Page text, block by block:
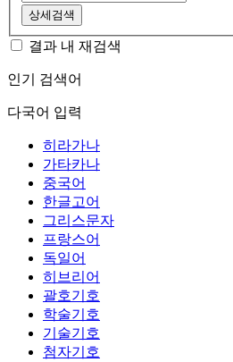
상세검색
결과 내 재검색
인기 검색어
다국어 입력
히라가나
가타카나
중국어
한글고어
그리스문자
프랑스어
독일어
히브리어
괄호기호
학술기호
기술기호
첨자기호